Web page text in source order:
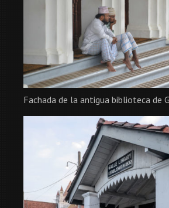
Fachada de la antigua biblioteca de